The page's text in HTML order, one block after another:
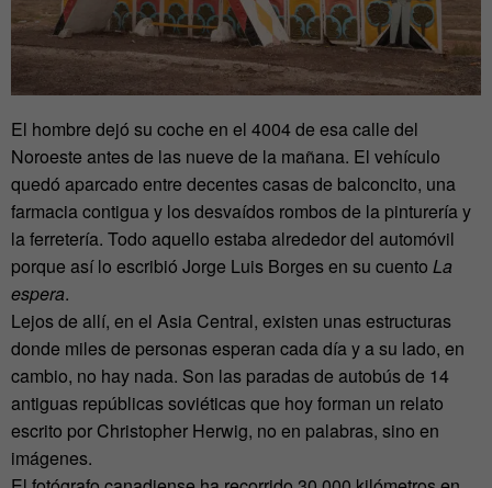
El hombre dejó su coche en el 4004 de esa calle del
Noroeste antes de las nueve de la mañana. El vehículo
quedó aparcado entre decentes casas de balconcito, una
farmacia contigua y los desvaídos rombos de la pinturería y
la ferretería. Todo aquello estaba alrededor del automóvil
porque así lo escribió Jorge Luis Borges en su cuento La
espera.
Lejos de allí, en el Asia Central, existen unas estructuras
donde miles de personas esperan cada día y a su lado, en
cambio, no hay nada. Son las paradas de autobús de 14
antiguas repúblicas soviéticas que hoy forman un relato
escrito por Christopher Herwig, no en palabras, sino en
imágenes.